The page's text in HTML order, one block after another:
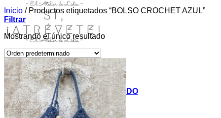
INICIO
TIENDA
MIS COSITAS POR EL MUNDO
EL COMIENZO
BLOG
Inicio /Productos etiquetados “BOLSO CROCHET AZUL”
Filtrar
Mostrando el único resultado